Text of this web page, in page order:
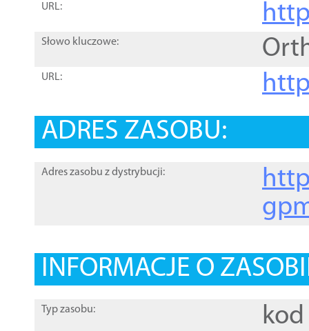
URL:
Słowo kluczowe:
URL:
ADRES ZASOBU:
Adres zasobu z dystrybucji:
INFORMACJE O
Typ zasobu: kod